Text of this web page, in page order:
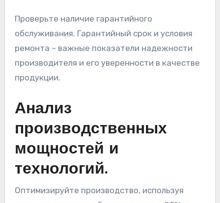
Проверьте наличие гарантийного
обслуживания. Гарантийный срок и условия
ремонта – важные показатели надежности
производителя и его уверенности в качестве
продукции.
Анализ
производственных
мощностей и
технологий.
Оптимизируйте производство, используя